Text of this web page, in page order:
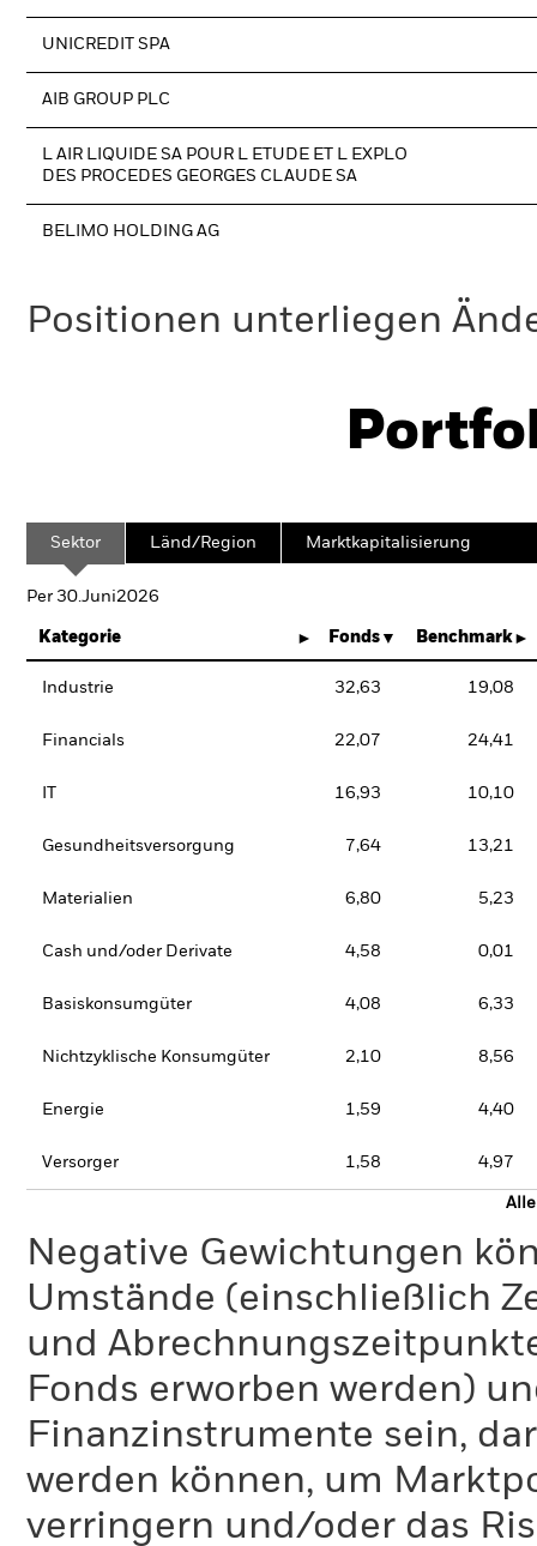
UNICREDIT SPA
AIB GROUP PLC
L AIR LIQUIDE SA POUR L ETUDE ET L EXPLO
DES PROCEDES GEORGES CLAUDE SA
BELIMO HOLDING AG
Positionen unterliegen
Sektor Länd/Region Marktkapitalisierung
Per 30.Juni2026
Kategorie Fonds Benchmark
Industrie 32,63 19,08
Financials 22,07 24,41
16,93 10,10
Gesundheitsversorgung 7,64 13,21
Materialien 6,80 5,23
Cash und/oder Derivate 4,58 0,01
Basiskonsumgüter 4,08 6,33
Nichtzyklische Konsumgüter 2,10 8,56
Energie 1,59 4,40
Versorger 1,58 4,97
Negative Gewichtungen
Umstände (einschließlich
und
Fonds erworben werden)
Finanzinstrumente sein,
werden können, um
verringern und/oder das